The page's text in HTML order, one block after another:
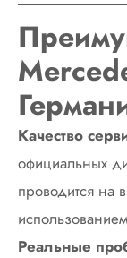
Качество
официальных
проводится на
Реальные